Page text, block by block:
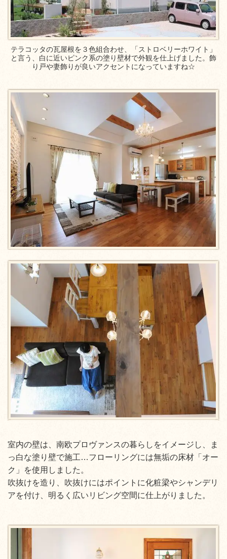
テラコッタの瓦屋根を３色組合わせ、「ストロベリーホワイト」
と言う、白に近いピンク系の塗り壁材で外観を仕上げました。飾
り戸や妻飾りが良いアクセントになっていますね☆
室内の壁は、南欧プロヴァンスの暮らしをイメージし、ま
っ白な塗り壁で施工…フローリングには無垢の床材「オー
ク」を使用しました。
吹抜けを造り、吹抜けにはポイントに化粧梁やシャンデリ
アを付け、明るく広いリビング空間に仕上がりました。